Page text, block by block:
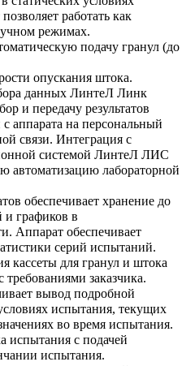
работать как
режимах.
подачу гранул (до
опускания штока.
данных ЛинтеЛ Линк
и передачу результатов
аппарата на персональный
связи. Интеграция с
системой ЛинтеЛ ЛИС
автоматизацию лабораторной
обеспечивает хранение до
и графиков в
Аппарат обеспечивает
серий испытаний.
кассеты для гранул и штока
требованиями заказчика.
вывод подробной
испытания, текущих
во время испытания.
испытания с подачей
испытания.